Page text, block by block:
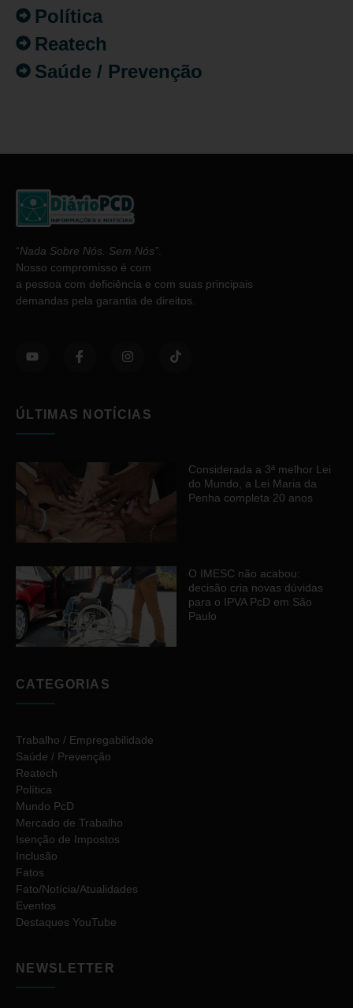
Política
Reatech
Saúde / Prevenção
“Nada Sobre Nós. Sem Nós”
Nosso compromisso é com
a pessoa com deficiência e com suas principais
demandas pela garantia de direitos.
ÚLTIMAS NOTÍCIAS
Considerada a 3ª melhor Lei
do Mundo, a Lei Maria da
Penha completa 20 anos
O IMESC não acabou:
decisão cria novas dúvidas
para o IPVA PcD em São
Paulo
CATEGORIAS
Trabalho / Empregabilidade
Saúde / Prevenção
Reatech
Política
Mundo PcD
Mercado de Trabalho
Isenção de Impostos
Inclusão
Fatos
Fato/Notícia/Atualidades
Eventos
Destaques YouTube
NEWSLETTER